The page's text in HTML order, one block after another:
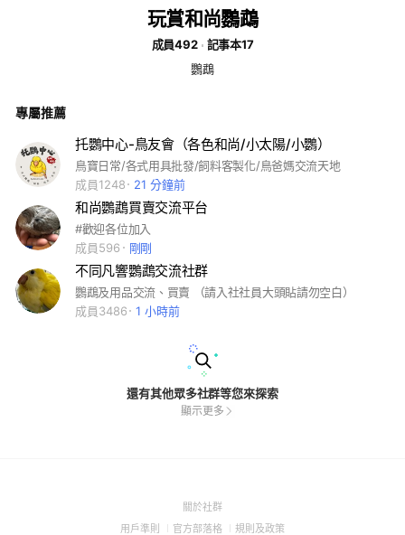
玩賞和尚鸚鵡
成員492
記事本17
鸚鵡
專屬推薦
托鸚中心-鳥友會（各色和尚/小太陽/小鸚）
鳥寶日常/各式用具批發/飼料客製化/鳥爸媽交流天地
成員1248
21 分鐘前
和尚鸚鵡買賣交流平台
#歡迎各位加入
成員596
剛剛
不同凡響鸚鵡交流社群
鸚鵡及用品交流、買賣 （請入社社員大頭貼請勿空白）
成員3486
1 小時前
還有其他眾多社群等您來探索
顯示更多
關於社群(Open
用戶準則 (Open
官方部落格 (Open
規則及政策(Open